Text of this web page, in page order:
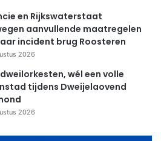
en Rijkswaterstaat
aanvullende maatregelen
incident brug Roosteren
2026
wél een volle
tijdens Dweijelaovend
2026